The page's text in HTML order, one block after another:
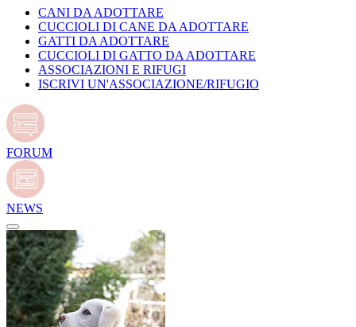
CANI DA ADOTTARE
CUCCIOLI DI CANE DA ADOTTARE
GATTI DA ADOTTARE
CUCCIOLI DI GATTO DA ADOTTARE
ASSOCIAZIONI E RIFUGI
ISCRIVI UN'ASSOCIAZIONE/RIFUGIO
FORUM
NEWS